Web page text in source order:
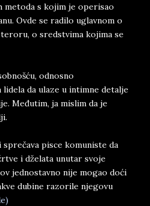
metoda s kojim je operisao
Ovde se radilo uglavnom o
teroru, o sredstvima kojima se
odnosno
da ulaze u intimne detalje
Međutim, ja mislim da je
pisce komuniste da
i dželata unutar svoje
jednostavno nije mogao doći
dubine razorile njegovu